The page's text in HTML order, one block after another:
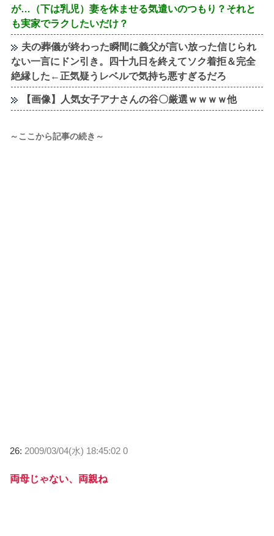
が…（下は乳児）妻を休ませる気遣いのつもり？それと
も実家でラクしたいだけ？
夫の葬儀が終わった瞬間に義父が言い放った信じられ
ない一言にドン引き。四十九日を終えてソク着拒＆完全
絶縁した←正気疑うレベルで気持ち悪すぎるだろ
【画像】人気女子アナさんの谷〇厳選ｗｗｗｗ他
～ここから記事の続き～
26: 2009/03/04(水) 18:45:02 0
両母じゃない、両親ね